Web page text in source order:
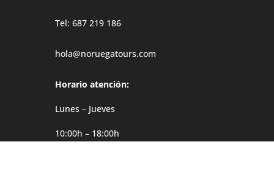
Tel: 687 219 186
hola@noruegatours.com
Horario atención:
Lunes – Jueves
10:00h – 18:00h